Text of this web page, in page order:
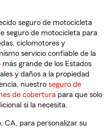
seguro de motocicleta
seguro de motocicleta para
ciclomotores y
servicio confiable de la
más grande de los Estados
y daños a la propiedad
nuestro seguro de
de cobertura para que solo
si la necesita.
CA, para personalizar su